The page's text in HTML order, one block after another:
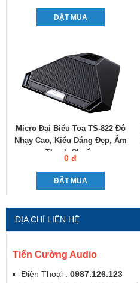
ĐẶT MUA
Micro Đại Biểu Toa TS-822 Độ
Nhạy Cao, Kiểu Dáng Đẹp, Âm
Thanh Chuẩn
0 đ
ĐẶT MUA
ĐỊA CHỈ LIÊN HỆ
Tiến Cường Audio
Điện Thoại : 0987.126.123